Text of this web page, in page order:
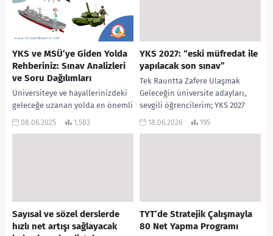
YKS ve MSÜ’ye Giden Yolda
Rehberiniz: Sınav Analizleri
ve Soru Dağılımları
Üniversiteye ve hayallerinizdeki
geleceğe uzanan yolda en önemli
adımlardan olan Yükseköğretim
08.06.2025 1.583
YKS 2027: “eski müfredat ile
yapılacak son sınav”
Tek Rauntta Zafere Ulaşmak
Geleceğin üniversite adayları,
sevgili öğrencilerim; YKS 2027
yolculuğu, sadece bir sınav
18.06.2026 195
Sayısal ve sözel derslerde
hızlı net artışı sağlayacak
TYT’de Stratejik Çalışmayla
80 Net Yapma Programı